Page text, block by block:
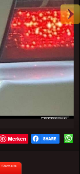
Merken
Startseite